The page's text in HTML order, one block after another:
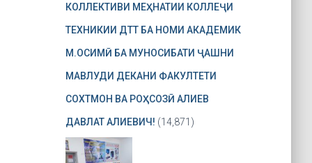
КОЛЛЕКТИВИ МЕҲНАТИИ КОЛЛЕҶИ
ТЕХНИКИИ ДТТ БА НОМИ АКАДЕМИК
М.ОСИМӢ БА МУНОСИБАТИ ҶАШНИ
МАВЛУДИ ДЕКАНИ ФАКУЛТЕТИ
СОХТМОН ВА РОҲСОЗӢ АЛИЕВ
ДАВЛАТ АЛИЕВИЧ! (14,871)